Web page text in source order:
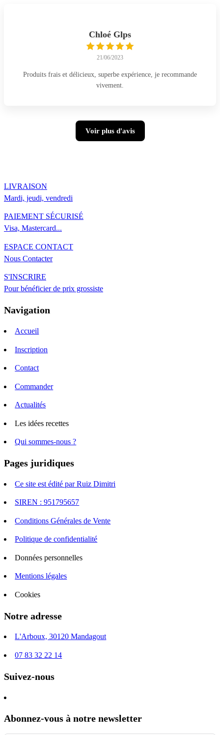
Chloé Glps
21/06/2023
Produits frais et délicieux, superbe expérience, je recommande
vivement.
Voir plus d'avis
LIVRAISON
Mardi, jeudi, vendredi
PAIEMENT SÉCURISÉ
Visa, Mastercard...
ESPACE CONTACT
Nous Contacter
S'INSCRIRE
Pour bénéficier de prix grossiste
Navigation
Accueil
Inscription
Contact
Commander
Actualités
Les idées recettes
Qui sommes-nous ?
Pages juridiques
Ce site est édité par Ruiz Dimitri
SIREN : 951795657
Conditions Générales de Vente
Politique de confidentialité
Données personnelles
Mentions légales
Cookies
Notre adresse
L'Arboux, 30120 Mandagout
07 83 32 22 14
Suivez-nous
Abonnez-vous à notre newsletter